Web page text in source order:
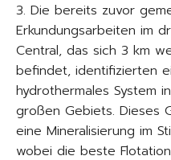
3. Die bereits zuvor
Erkundungsarbeiten im
Central, das sich 3 km
befindet, identifizierten
hydrothermales System
großen Gebiets. Dieses
eine Mineralisierung im
wobei die beste